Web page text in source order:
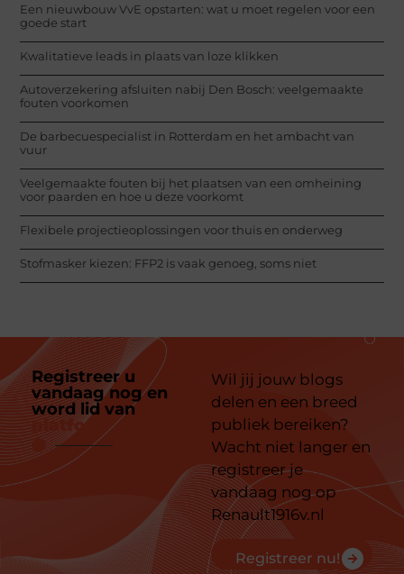
Een nieuwbouw VvE opstarten: wat u moet regelen voor een
goede start
Kwalitatieve leads in plaats van loze klikken
Autoverzekering afsluiten nabij Den Bosch: veelgemaakte
fouten voorkomen
De barbecuespecialist in Rotterdam en het ambacht van
vuur
Veelgemaakte fouten bij het plaatsen van een omheining
voor paarden en hoe u deze voorkomt
Flexibele projectieoplossingen voor thuis en onderweg
Stofmasker kiezen: FFP2 is vaak genoeg, soms niet
Registreer u
vandaag nog en
word lid van
platform
Wil jij jouw blogs
delen en een breed
publiek bereiken?
Wacht niet langer en
registreer je
vandaag nog op
Renault1916v.nl
Registreer nu!